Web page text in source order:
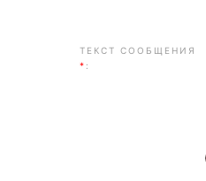
ТЕКСТ СООБЩЕНИЯ
* :